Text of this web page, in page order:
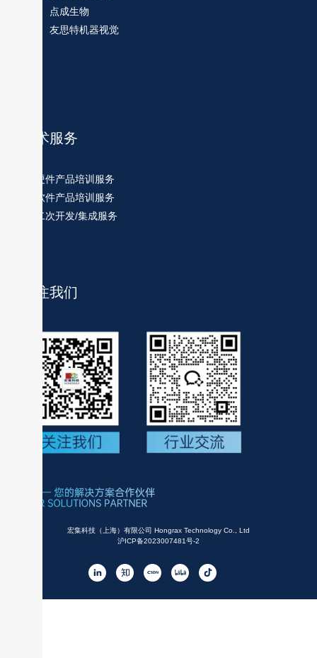
点成生物
友思特机器视觉
技术服务
硬件产品培训服务
软件产品培训服务
二次开发/集成服务
关注我们
宏集科技（上海）有限公司 Hongrax Technology Co., Ltd
沪ICP备2023007481号-2